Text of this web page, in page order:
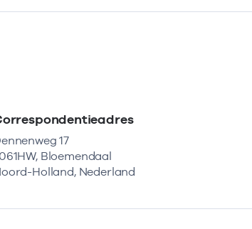
17
Bloemendaal
Holland, Nederland